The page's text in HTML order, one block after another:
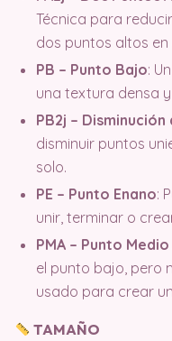
Técnica para
dos puntos altos en
PB – Punto Bajo:
una textura densa
PB2j –
disminuir puntos
solo.
PE – Punto Enano:
unir, terminar o
PMA – Punto
el punto bajo, pero
usado para crear
TAMAÑO